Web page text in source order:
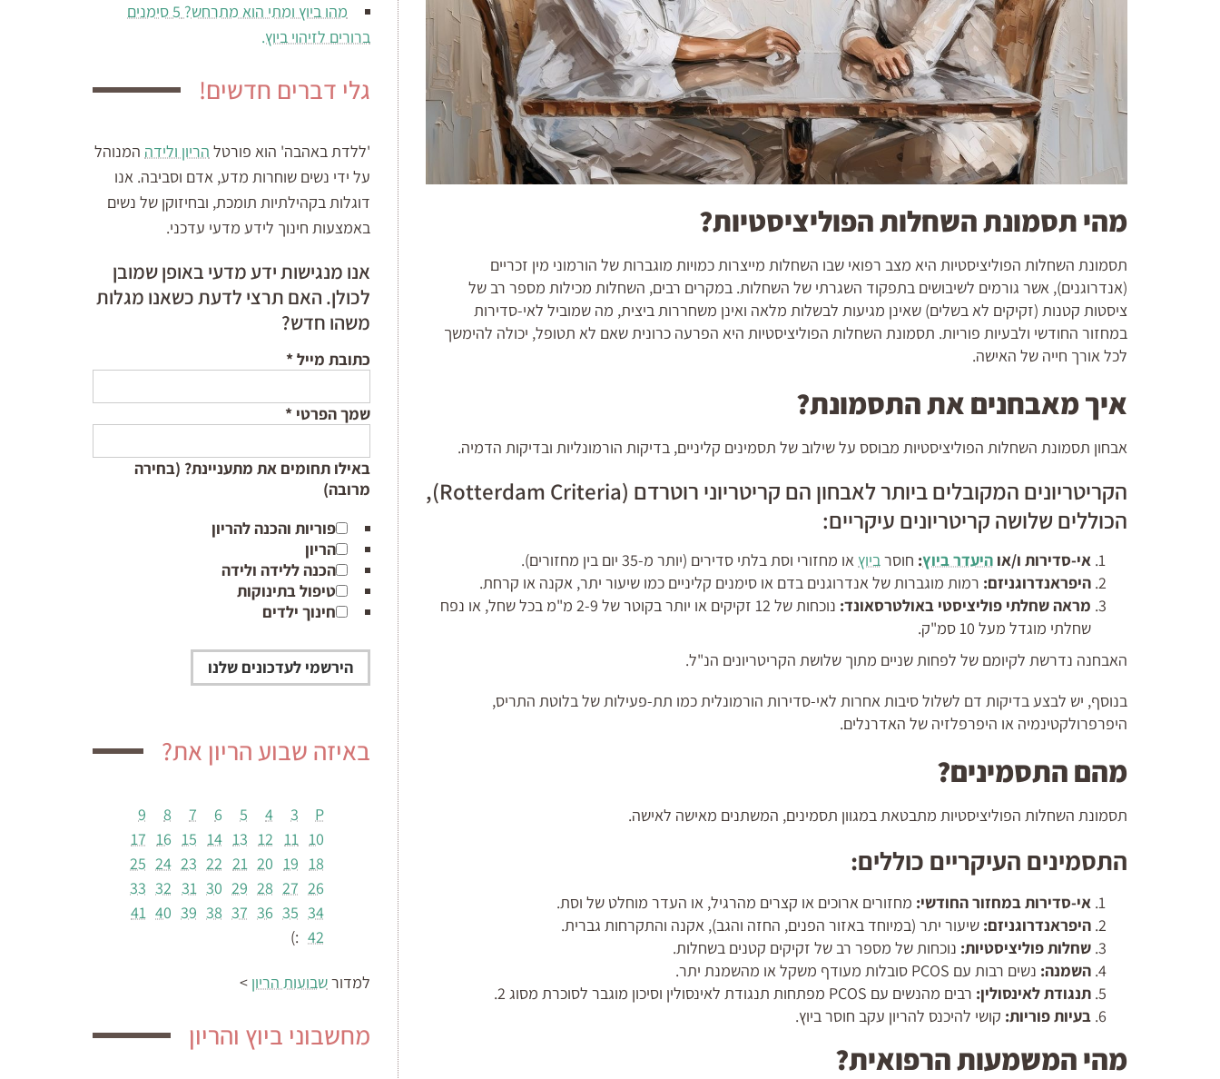
מהי תסמונת השחלות הפוליציסטיות?
תסמונת השחלות הפוליציסטיות היא מצב רפואי שבו השחלות מייצרות כמויות מוגברות של הורמוני מין זכריים
(אנדרוגנים), אשר גורמים לשיבושים בתפקוד השגרתי של השחלות. במקרים רבים, השחלות מכילות מספר רב של
ציסטות קטנות (זקיקים לא בשלים) שאינן מגיעות לבשלות מלאה ואינן משחררות ביצית, מה שמוביל לאי-סדירות
במחזור החודשי ולבעיות פוריות. תסמונת השחלות הפוליציסטיות היא הפרעה כרונית שאם לא תטופל, יכולה להימשך
לכל אורך חייה של האישה.
איך מאבחנים את התסמונת?
אבחון תסמונת השחלות הפוליציסטיות מבוסס על שילוב של תסמינים קליניים, בדיקות הורמונליות ובדיקות הדמיה.
הקריטריונים המקובלים ביותר לאבחון הם קריטריוני רוטרדם (Rotterdam Criteria),
הכוללים שלושה קריטריונים עיקריים:
אי-סדירות ו/או היעדר ביוץ: חוסרביוץ או מחזורי וסת בלתי סדירים (יותר מ-35 יום בין מחזורים).
היפראנדרוגניזם: רמות מוגברות של אנדרוגנים בדם או סימנים קליניים כמו שיעור יתר, אקנה או קרחת.
מראה שחלתי פוליציסטי באולטרסאונד:
נוכחות של 12 זקיקים או יותר בקוטר של 2-9 מ"מ בכל שחל, או נפח
שחלתי מוגדל מעל 10 סמ"ק.
האבחנה נדרשת לקיומם של לפחות שניים מתוך שלושת הקריטריונים הנ"ל.
בנוסף, יש לבצע בדיקות דם לשלול סיבות אחרות לאי-סדירות הורמונלית כמו תת-פעילות של בלוטת התריס,
היפרפרולקטינמיה או היפרפלזיה של האדרנלים.
מהם התסמינים?
תסמונת השחלות הפוליציסטיות מתבטאת במגוון תסמינים, המשתנים מאישה לאישה.
התסמינים העיקריים כוללים:
אי-סדירות במחזור החודשי: מחזורים ארוכים או קצרים מהרגיל, או העדר מוחלט של וסת.
היפראנדרוגניזם: שיעור יתר (במיוחד באזור הפנים, החזה והגב), אקנה והתקרחות גברית.
שחלות פוליציסטיות: נוכחות של מספר רב של זקיקים קטנים בשחלות.
השמנה: נשים רבות עם PCOS סובלות מעודף משקל או מהשמנת יתר.
תנגודת לאינסולין: רבים מהנשים עם PCOS מפתחות תנגודת לאינסולין וסיכון מוגבר לסוכרת מסוג 2.
בעיות פוריות: קושי להיכנס להריון עקב חוסר ביוץ.
מהי המשמעות הרפואית?
מהו ביוץ ומתי הוא מתרחש? 5 סימנים
ברורים לזיהוי ביוץ.
גלי דברים חדשים!
'ללדת באהבה' הוא פורטל הריון ולידה המנוהל
על ידי נשים שוחרות מדע, אדם וסביבה. אנו
דוגלות בקהילתיות תומכת, ובחיזוקן של נשים
באמצעות חינוך לידע מדעי עדכני.
אנו מנגישות ידע מדעי באופן שמובן
לכולן. האם תרצי לדעת כשאנו מגלות
משהו חדש?
כתובת מייל*
שמך הפרטי *
באילו תחומים את מתעניינת? (בחירה
מרובה)
פוריות והכנה להריון
הריון
הכנה ללידה ולידה
טיפול בתינוקות
חינוך ילדים
באיזה שבוע הריון את?
P
3
4
5
6
7
8
9
10
11
12
13
14
15
16
17
18
19
20
21
22
23
24
25
26
27
28
29
30
31
32
33
34
35
36
37
38
39
40
41
42
:)
למדורשבועות הריון >
מחשבוני ביוץ והריון